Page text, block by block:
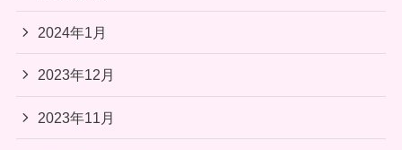
2024年1月
2023年12月
2023年11月